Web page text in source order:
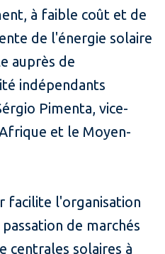
à faible coût et de
de l'énergie solaire
auprès de
indépendants
Pimenta, vice-
et le Moyen-
facilite l'organisation
de marchés
centrales solaires à